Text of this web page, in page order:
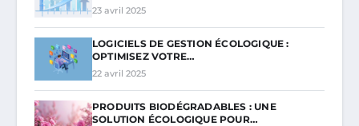
23 avril 2025
LOGICIELS DE GESTION ÉCOLOGIQUE :
OPTIMISEZ VOTRE…
22 avril 2025
PRODUITS BIODÉGRADABLES : UNE
SOLUTION ÉCOLOGIQUE POUR…